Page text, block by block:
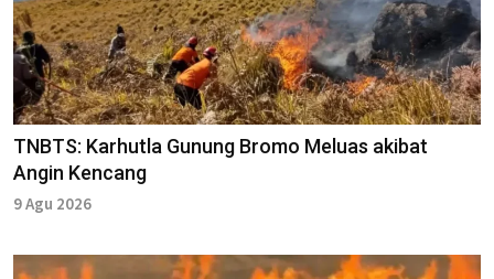
TNBTS: Karhutla Gunung Bromo Meluas akibat
Angin Kencang
9 Agu 2026